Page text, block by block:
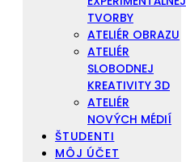
TVORBY
ATELIÉR OBRAZU
ATELIÉR
SLOBODNEJ
KREATIVITY 3D
ATELIÉR
NOVÝCH MÉDIÍ
ŠTUDENTI
MÔJ ÚČET